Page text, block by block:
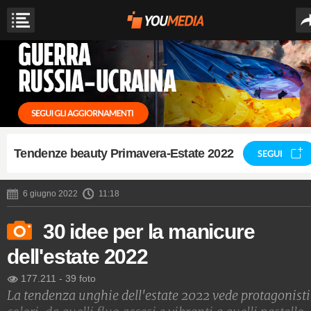
Tendenze beauty Primavera-Estate 2022 SEGUI
6 giugno 2022 11:18
30 idee per la manicure
dell'estate 2022
177.211 - 39 foto
La tendenza unghie dell'estate 2022 vede